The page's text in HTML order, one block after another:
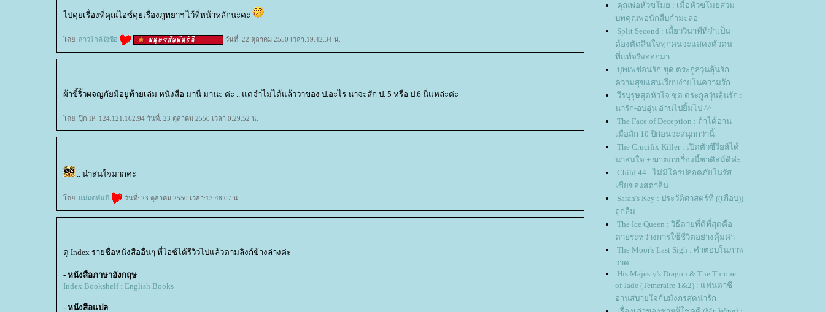
ไปคุยเรื่องที่คุณไอซ์คุยเรื่องภูทยาฯ ไว้ที่หน้าหลักนะคะ
ดย: สาวไกด์ใจซื่อ วันที่: 22 ตุลาคม 2550 เวลา:19:42:34 น.
ผ้าขี้ริ้วผจญภัยมีอยู่ท้ายเล่ม หนังสือ มานี มานะ ค่ะ .. แต่จำไม่ได้แล้วว่าของ ป.อะไร น่าจะสัก ป. 5 หรือ ป.6 นี่แหล่ะค่ะ
ดย: ปุ๊ก IP: 124.121.162.94 วันที่: 23 ตุลาคม 2550 เวลา:0:29:52 น.
.. น่าสนใจมากค่ะ
ดย: ม่มดพันปี วันที่: 23 ตุลาคม 2550 เวลา:13:48:07 น.
ดู Index รายชื่อหนังสืออื่นๆ ที่ไอซ์ได้รีวิวไปแล้วตามลิงก์ข้างล่างค่ะ
- หนังสือภาษาอังกฤษ
Index Bookshelf : English Books
- หนังสือแปล
คุณพ่อหัวขโมย : เมื่อหัวขโมยสวม
บทคุณพ่อนักสืบกำมะลอ
Split Second : เสี้ยววินาทีที่จำเป็น
ต้องตัดสินใจทุกคนจะแสดงตัวตน
ที่แท้จริงออกมา
บุพเพซ่อนรัก ชุด ตระกูลวุ่นลุ้นรัก :
ความสุขแสนเรียบง่ายในความรัก
วีรบุรุษสุดหัวใจ ชุด ตระกูลวุ่นลุ้นรัก :
น่ารัก-อบอุ่น อ่านไปยิ้มไป ^^
The Face of Deception : ถ้าได้อ่าน
เมื่อสัก 10 ปีก่อนจะสนุกกว่านี้
The Crucifix Killer : เปิดตัวซีรียส์ได้
น่าสนใจ + ฆาตกรเรื่องนี้ซาดิสม์ดีค่ะ
Child 44 : ไม่มีใครปลอดภัยในรัส
เซียของสตาลิน
Sarah's Key : ประวัติศาสตร์ที่ ((เกือบ))
ถูกลืม
The Ice Queen : วิธีตายที่ดีที่สุดคือ
ตายระหว่างการใช้ชีวิตอย่างคุ้มค่า
The Moor's Last Sigh : คำตอบในภาพ
วาด
His Majesty's Dragon & The Throne
of Jade (Temeraire 1&2) : แฟนตาซี
อ่านสบายใจกับมังกรสุดน่ารัก